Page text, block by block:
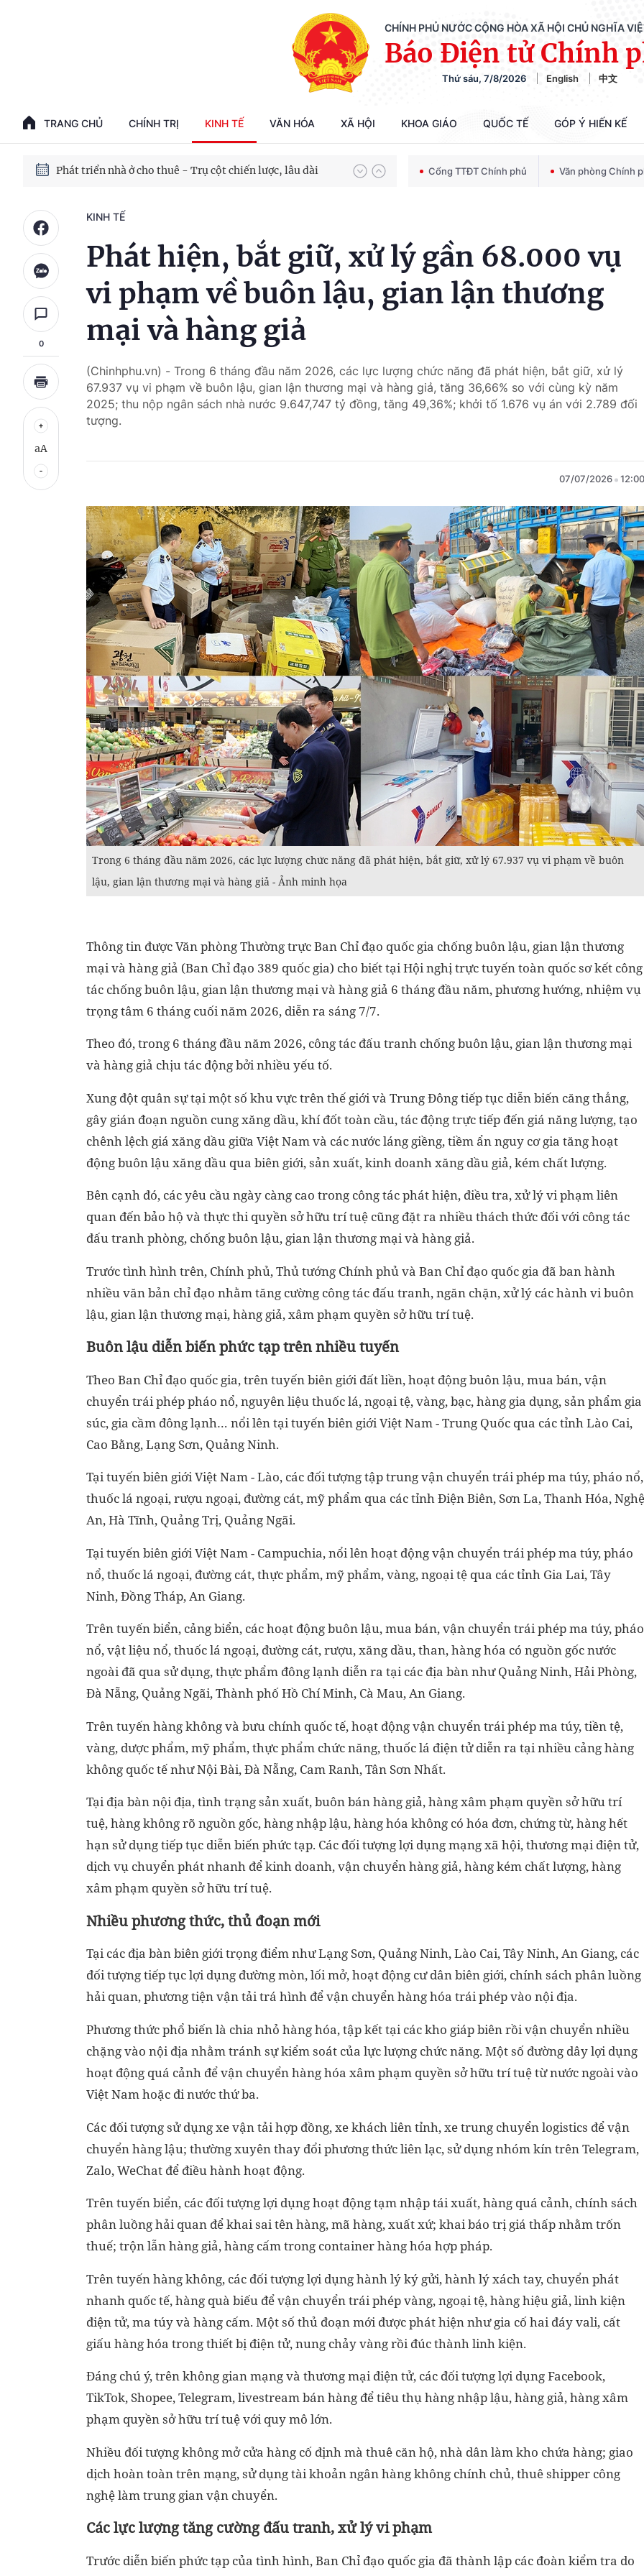
CHÍNH PHỦ NƯỚC CỘNG HÒA XÃ HỘI CHỦ NGHĨA
Báo Điện tử Chính
Thứ sáu, 7/8/2026 English 中文
TRANG CHỦ CHÍNH TRỊ KINH TẾ VĂN HÓA XÃ HỘI KHOA GIÁO QUỐC TẾ GÓP Ý HIẾN KẾ
Phát triển kinh tế nhà nước trong kỷ nguyên mới
Chiến dịch 500 ngày đêm tìm kiếm, quy tập và xác định danh tính hài cốt liệt sĩ
Bảo vệ nền tảng tư tưởng của Đảng trong kỷ nguyên phát triển mới
Phát triển nhà ở cho thuê - Trụ cột chiến lược, lâu dài Cổng TTĐT Chính phủ Văn phòng Chính
0
aA
KINH TẾ
Phát hiện, bắt giữ, xử lý gần 68.000 vụ
vi phạm về buôn lậu, gian lận thương
mại và hàng giả
(Chinhphu.vn) - Trong 6 tháng đầu năm 2026, các lực lượng chức năng đã phát hiện, bắt giữ, xử lý
67.937 vụ vi phạm về buôn lậu, gian lận thương mại và hàng giả, tăng 36,66% so với cùng kỳ năm
2025; thu nộp ngân sách nhà nước 9.647,747 tỷ đồng, tăng 49,36%; khởi tố 1.676 vụ án với 2.789 đối
tượng.
07/07/2026 12:00
Trong 6 tháng đầu năm 2026, các lực lượng chức năng đã phát hiện, bắt giữ, xử lý 67.937 vụ vi phạm về buôn
lậu, gian lận thương mại và hàng giả - Ảnh minh họa
Thông tin được Văn phòng Thường trực Ban Chỉ đạo quốc gia chống buôn lậu, gian lận thương
mại và hàng giả (Ban Chỉ đạo 389 quốc gia) cho biết tại Hội nghị trực tuyến toàn quốc sơ kết công
tác chống buôn lậu, gian lận thương mại và hàng giả 6 tháng đầu năm, phương hướng, nhiệm vụ
trọng tâm 6 tháng cuối năm 2026, diễn ra sáng 7/7.
Theo đó, trong 6 tháng đầu năm 2026, công tác đấu tranh chống buôn lậu, gian lận thương mại
và hàng giả chịu tác động bởi nhiều yếu tố.
Xung đột quân sự tại một số khu vực trên thế giới và Trung Đông tiếp tục diễn biến căng thẳng,
gây gián đoạn nguồn cung xăng dầu, khí đốt toàn cầu, tác động trực tiếp đến giá năng lượng, tạo
chênh lệch giá xăng dầu giữa Việt Nam và các nước láng giềng, tiềm ẩn nguy cơ gia tăng hoạt
động buôn lậu xăng dầu qua biên giới, sản xuất, kinh doanh xăng dầu giả, kém chất lượng.
Bên cạnh đó, các yêu cầu ngày càng cao trong công tác phát hiện, điều tra, xử lý vi phạm liên
quan đến bảo hộ và thực thi quyền sở hữu trí tuệ cũng đặt ra nhiều thách thức đối với công tác
đấu tranh phòng, chống buôn lậu, gian lận thương mại và hàng giả.
Trước tình hình trên, Chính phủ, Thủ tướng Chính phủ và Ban Chỉ đạo quốc gia đã ban hành
nhiều văn bản chỉ đạo nhằm tăng cường công tác đấu tranh, ngăn chặn, xử lý các hành vi buôn
lậu, gian lận thương mại, hàng giả, xâm phạm quyền sở hữu trí tuệ.
Buôn lậu diễn biến phức tạp trên nhiều tuyến
Theo Ban Chỉ đạo quốc gia, trên tuyến biên giới đất liền, hoạt động buôn lậu, mua bán, vận
chuyển trái phép pháo nổ, nguyên liệu thuốc lá, ngoại tệ, vàng, bạc, hàng gia dụng, sản phẩm gia
súc, gia cầm đông lạnh… nổi lên tại tuyến biên giới Việt Nam - Trung Quốc qua các tỉnh Lào Cai,
Cao Bằng, Lạng Sơn, Quảng Ninh.
Tại tuyến biên giới Việt Nam - Lào, các đối tượng tập trung vận chuyển trái phép ma túy, pháo nổ,
thuốc lá ngoại, rượu ngoại, đường cát, mỹ phẩm qua các tỉnh Điện Biên, Sơn La, Thanh Hóa, Nghệ
An, Hà Tĩnh, Quảng Trị, Quảng Ngãi.
Tại tuyến biên giới Việt Nam - Campuchia, nổi lên hoạt động vận chuyển trái phép ma túy, pháo
nổ, thuốc lá ngoại, đường cát, thực phẩm, mỹ phẩm, vàng, ngoại tệ qua các tỉnh Gia Lai, Tây
Ninh, Đồng Tháp, An Giang.
Trên tuyến biển, cảng biển, các hoạt động buôn lậu, mua bán, vận chuyển trái phép ma túy, pháo
nổ, vật liệu nổ, thuốc lá ngoại, đường cát, rượu, xăng dầu, than, hàng hóa có nguồn gốc nước
ngoài đã qua sử dụng, thực phẩm đông lạnh diễn ra tại các địa bàn như Quảng Ninh, Hải Phòng,
Đà Nẵng, Quảng Ngãi, Thành phố Hồ Chí Minh, Cà Mau, An Giang.
Trên tuyến hàng không và bưu chính quốc tế, hoạt động vận chuyển trái phép ma túy, tiền tệ,
vàng, dược phẩm, mỹ phẩm, thực phẩm chức năng, thuốc lá điện tử diễn ra tại nhiều cảng hàng
không quốc tế như Nội Bài, Đà Nẵng, Cam Ranh, Tân Sơn Nhất.
Tại địa bàn nội địa, tình trạng sản xuất, buôn bán hàng giả, hàng xâm phạm quyền sở hữu trí
tuệ, hàng không rõ nguồn gốc, hàng nhập lậu, hàng hóa không có hóa đơn, chứng từ, hàng hết
hạn sử dụng tiếp tục diễn biến phức tạp. Các đối tượng lợi dụng mạng xã hội, thương mại điện tử,
dịch vụ chuyển phát nhanh để kinh doanh, vận chuyển hàng giả, hàng kém chất lượng, hàng
xâm phạm quyền sở hữu trí tuệ.
Nhiều phương thức, thủ đoạn mới
Tại các địa bàn biên giới trọng điểm như Lạng Sơn, Quảng Ninh, Lào Cai, Tây Ninh, An Giang, các
đối tượng tiếp tục lợi dụng đường mòn, lối mở, hoạt động cư dân biên giới, chính sách phân luồng
hải quan, phương tiện vận tải trá hình để vận chuyển hàng hóa trái phép vào nội địa.
Phương thức phổ biến là chia nhỏ hàng hóa, tập kết tại các kho giáp biên rồi vận chuyển nhiều
chặng vào nội địa nhằm tránh sự kiểm soát của lực lượng chức năng. Một số đường dây lợi dụng
hoạt động quá cảnh để vận chuyển hàng hóa xâm phạm quyền sở hữu trí tuệ từ nước ngoài vào
Việt Nam hoặc đi nước thứ ba.
Các đối tượng sử dụng xe vận tải hợp đồng, xe khách liên tỉnh, xe trung chuyển logistics để vận
chuyển hàng lậu; thường xuyên thay đổi phương thức liên lạc, sử dụng nhóm kín trên Telegram,
Zalo, WeChat để điều hành hoạt động.
Trên tuyến biển, các đối tượng lợi dụng hoạt động tạm nhập tái xuất, hàng quá cảnh, chính sách
phân luồng hải quan để khai sai tên hàng, mã hàng, xuất xứ; khai báo trị giá thấp nhằm trốn
thuế; trộn lẫn hàng giả, hàng cấm trong container hàng hóa hợp pháp.
Trên tuyến hàng không, các đối tượng lợi dụng hành lý ký gửi, hành lý xách tay, chuyển phát
nhanh quốc tế, hàng quà biếu để vận chuyển trái phép vàng, ngoại tệ, hàng hiệu giả, linh kiện
điện tử, ma túy và hàng cấm. Một số thủ đoạn mới được phát hiện như gia cố hai đáy vali, cất
giấu hàng hóa trong thiết bị điện tử, nung chảy vàng rồi đúc thành linh kiện.
Đáng chú ý, trên không gian mạng và thương mại điện tử, các đối tượng lợi dụng Facebook,
TikTok, Shopee, Telegram, livestream bán hàng để tiêu thụ hàng nhập lậu, hàng giả, hàng xâm
phạm quyền sở hữu trí tuệ với quy mô lớn.
Nhiều đối tượng không mở cửa hàng cố định mà thuê căn hộ, nhà dân làm kho chứa hàng; giao
dịch hoàn toàn trên mạng, sử dụng tài khoản ngân hàng không chính chủ, thuê shipper công
nghệ làm trung gian vận chuyển.
Các lực lượng tăng cường đấu tranh, xử lý vi phạm
Trước diễn biến phức tạp của tình hình, Ban Chỉ đạo quốc gia đã thành lập các đoàn kiểm tra do